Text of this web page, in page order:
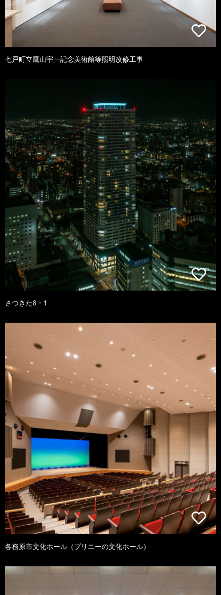
七戸町立鷹山宇一記念美術館等照明改修工事
さつきた8・1
各務原市文化ホール（プリニーの文化ホール）